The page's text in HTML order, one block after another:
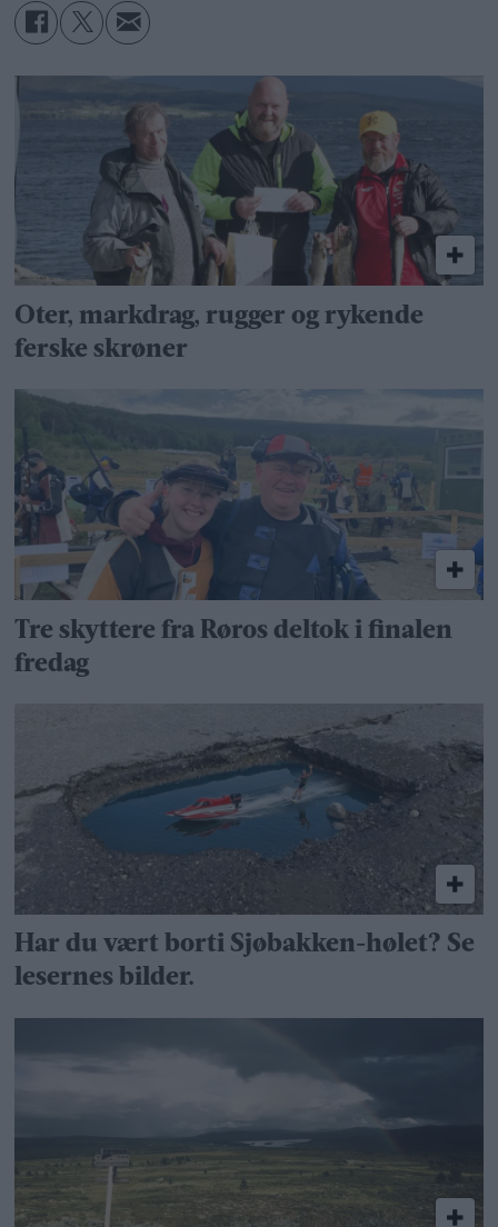
Oter, markdrag, rugger og rykende
ferske skrøner
Tre skyttere fra Røros deltok i finalen
fredag
Har du vært borti Sjøbakken-hølet? Se
lesernes bilder.